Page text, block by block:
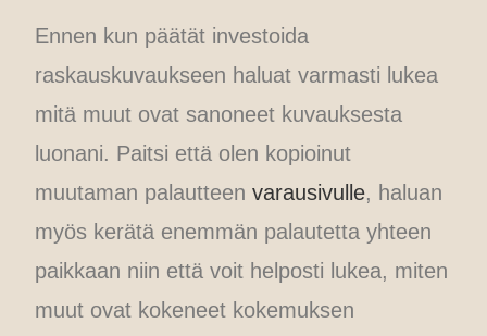
Ennen kun päätät investoida
raskauskuvaukseen haluat varmasti lukea
mitä muut ovat sanoneet kuvauksesta
luonani. Paitsi että olen kopioinut
muutaman palautteenvarausivulle, haluan
myös kerätä enemmän palautetta yhteen
paikkaan niin että voit helposti lukea, miten
muut ovat kokeneet kokemuksen